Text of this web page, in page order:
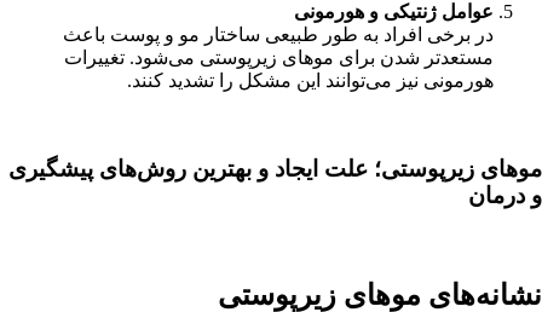
عوامل ژنتیکی و هورمونی
در برخی افراد به طور طبیعی ساختار مو و پوست باعث
مستعدتر شدن برای موهای زیرپوستی می‌شود. تغییرات
هورمونی نیز می‌توانند این مشکل را تشدید کنند.
موهای زیرپوستی؛ علت ایجاد و بهترین روش‌های پیشگیری
و درمان
نشانه‌های موهای زیرپوستی